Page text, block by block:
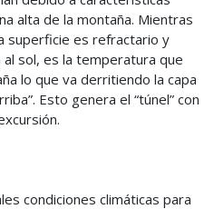
alta de la montaña. Mientras
superficie es refractario y
sol, es la temperatura que
lo que va derritiendo la capa
Esto genera el “túnel” con
condiciones climáticas para